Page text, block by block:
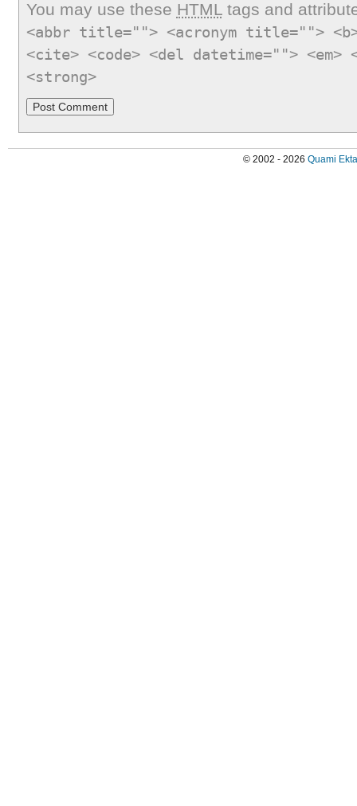
You may use these HTMLtags and
<abbr title=""> <acronym title="">
<cite> <code> <del datetime="">
<strong>
© 2002 - 2026 Quami